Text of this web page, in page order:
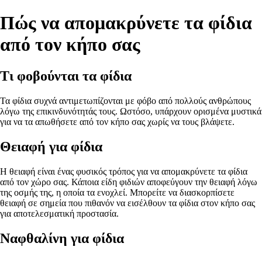
Πώς να απομακρύνετε τα φίδια
από τον κήπο σας
Τι φοβούνται τα φίδια
Τα φίδια συχνά αντιμετωπίζονται με φόβο από πολλούς ανθρώπους
λόγω της επικινδυνότητάς τους. Ωστόσο, υπάρχουν ορισμένα μυστικά
για να τα απωθήσετε από τον κήπο σας χωρίς να τους βλάψετε.
Θειαφή για φίδια
Η θειαφή είναι ένας φυσικός τρόπος για να απομακρύνετε τα φίδια
από τον χώρο σας. Κάποια είδη φιδιών αποφεύγουν την θειαφή λόγω
της οσμής της, η οποία τα ενοχλεί. Μπορείτε να διασκορπίσετε
θειαφή σε σημεία που πιθανόν να εισέλθουν τα φίδια στον κήπο σας
για αποτελεσματική προστασία.
Ναφθαλίνη για φίδια